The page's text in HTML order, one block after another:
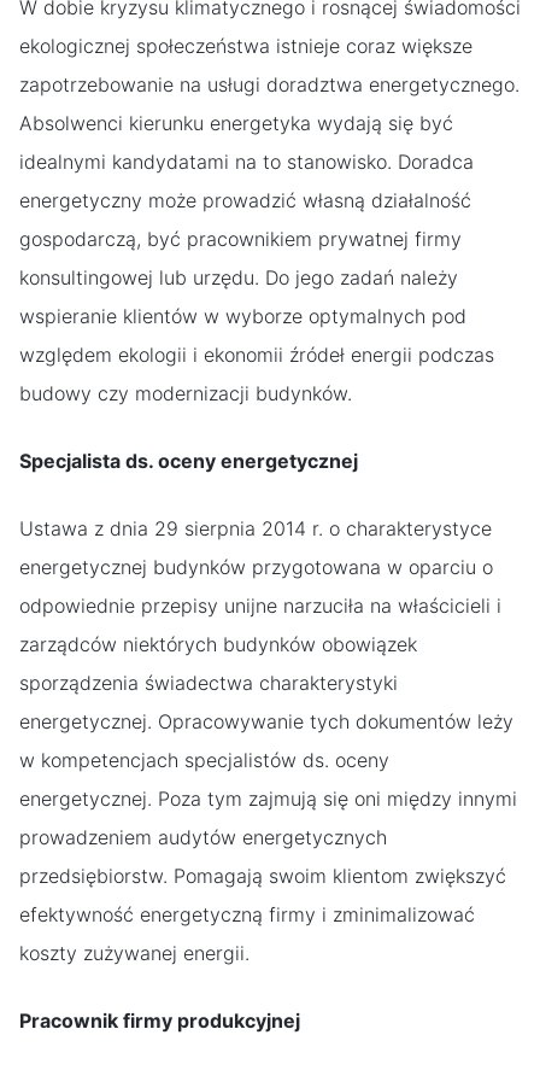
W dobie kryzysu klimatycznego i rosnącej świadomości
ekologicznej społeczeństwa istnieje coraz większe
zapotrzebowanie na usługi doradztwa energetycznego.
Absolwenci kierunku energetyka wydają się być
idealnymi kandydatami na to stanowisko. Doradca
energetyczny może prowadzić własną działalność
gospodarczą, być pracownikiem prywatnej firmy
konsultingowej lub urzędu. Do jego zadań należy
wspieranie klientów w wyborze optymalnych pod
względem ekologii i ekonomii źródeł energii podczas
budowy czy modernizacji budynków.
Specjalista ds. oceny energetycznej
Ustawa z dnia 29 sierpnia 2014 r. o charakterystyce
energetycznej budynków przygotowana w oparciu o
odpowiednie przepisy unijne narzuciła na właścicieli i
zarządców niektórych budynków obowiązek
sporządzenia świadectwa charakterystyki
energetycznej. Opracowywanie tych dokumentów leży
w kompetencjach specjalistów ds. oceny
energetycznej. Poza tym zajmują się oni między innymi
prowadzeniem audytów energetycznych
przedsiębiorstw. Pomagają swoim klientom zwiększyć
efektywność energetyczną firmy i zminimalizować
koszty zużywanej energii.
Pracownik firmy produkcyjnej